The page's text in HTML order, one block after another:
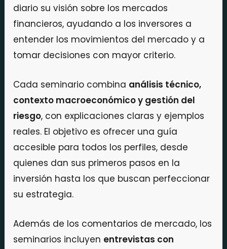
diario su visión sobre los mercados
financieros, ayudando a los inversores a
entender los movimientos del mercado y a
tomar decisiones con mayor criterio.
Cada seminario combina análisis técnico,
contexto macroeconómico y gestión del
riesgo, con explicaciones claras y ejemplos
reales. El objetivo es ofrecer una guía
accesible para todos los perfiles, desde
quienes dan sus primeros pasos en la
inversión hasta los que buscan perfeccionar
su estrategia.
Además de los comentarios de mercado, los
seminarios incluyen entrevistas con